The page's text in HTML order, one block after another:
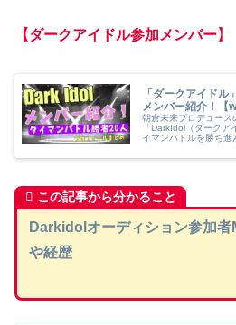
【ダークアイドル参加メンバー】
「ダークアイドル
メンバー紹介！【
朝倉未来プロデュース
「DarkIdol（ダーク
イマンバトルを勝ち進
20人と注目のアイド
理由や意気込みをwiki
この記事から分かること
Darkidolオーディション参加
や経歴